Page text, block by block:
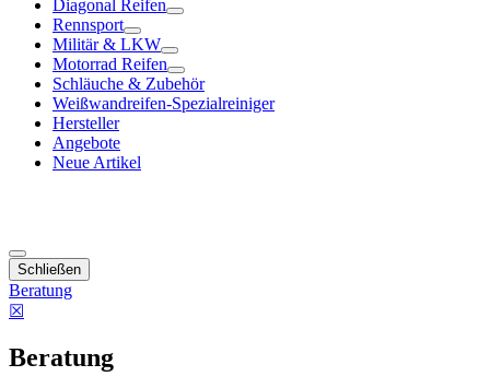
Diagonal Reifen
Rennsport
Militär & LKW
Motorrad Reifen
Schläuche & Zubehör
Weißwandreifen-Spezialreiniger
Hersteller
Angebote
Neue Artikel
Schließen
Beratung
☒
Beratung